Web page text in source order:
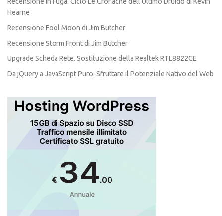
Hearne
Recensione Fool Moon di Jim Butcher
Recensione Storm Front di Jim Butcher
Upgrade Scheda Rete. Sostituzione della Realtek RTL8822CE
Da jQuery a JavaScript Puro: Sfruttare il Potenziale Nativo del Web